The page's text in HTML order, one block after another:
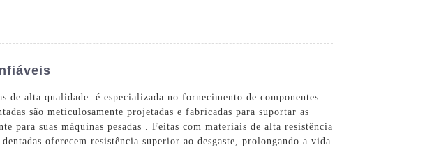
de alta qualidade. é especializada no fornecimento de componentes
são meticulosamente projetadas e fabricadas para suportar as
para suas máquinas pesadas . Feitas com materiais de alta resistência
oferecem resistência superior ao desgaste, prolongando a vida